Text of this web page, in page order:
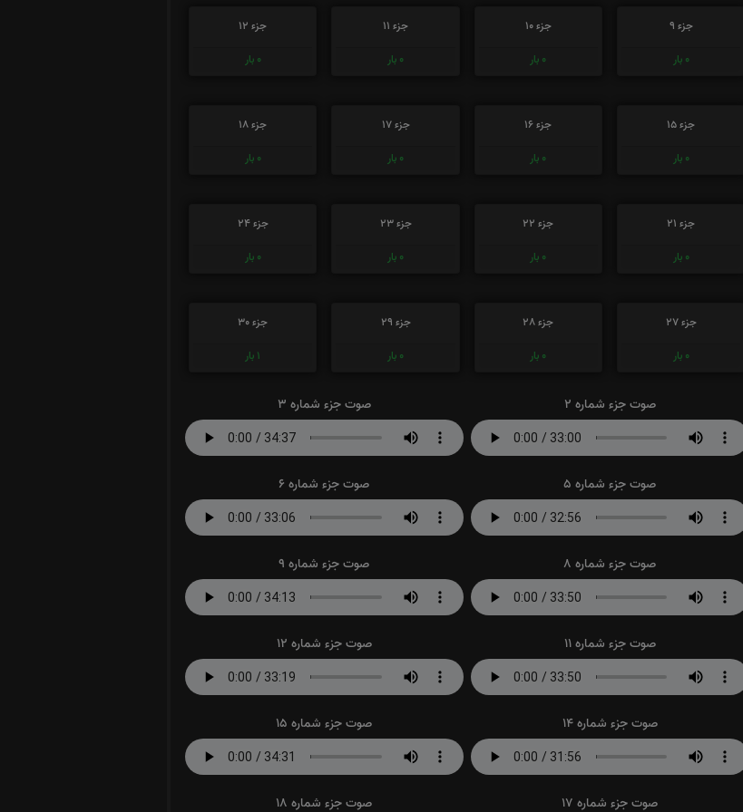
جزء 9
0 بار
جزء 10
0 بار
جزء 11
0 بار
جزء 12
0 بار
جزء 15
0 بار
جزء 16
0 بار
جزء 17
0 بار
جزء 18
0 بار
جزء 21
0 بار
جزء 22
0 بار
جزء 23
0 بار
جزء 24
0 بار
جزء 27
0 بار
جزء 28
0 بار
جزء 29
0 بار
جزء 30
1 بار
صوت جزء شماره 2 صوت جزء شماره 3
صوت جزء شماره 5 صوت جزء شماره 6
صوت جزء شماره 8 صوت جزء شماره 9
صوت جزء شماره 11 صوت جزء شماره 12
صوت جزء شماره 14 صوت جزء شماره 15
صوت جزء شماره 17 صوت جزء شماره 18